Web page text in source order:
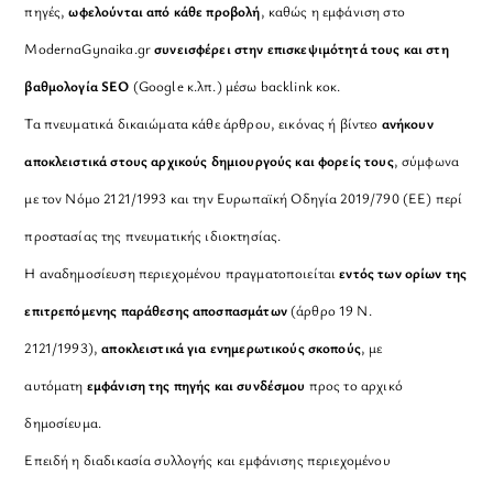
πηγές,ωφελούνται από κάθε προβολή, καθώς η εμφάνιση στο
ModernaGynaika.grσυνεισφέρει στην επισκεψιμότητά τους και στη
βαθμολογία SEO (Google κ.λπ.) μέσω backlink κοκ.
Τα πνευματικά δικαιώματα κάθε άρθρου, εικόνας ή βίντεο ανήκουν
αποκλειστικά στους αρχικούς δημιουργούς και φορείς τους, σύμφωνα
με τον Νόμο 2121/1993 και την Ευρωπαϊκή Οδηγία 2019/790 (ΕΕ) περί
προστασίας της πνευματικής ιδιοκτησίας.
Η αναδημοσίευση περιεχομένου πραγματοποιείταιεντός των ορίων της
επιτρεπόμενης παράθεσης αποσπασμάτων(άρθρο 19 Ν.
2121/1993), αποκλειστικά για ενημερωτικούς σκοπούς, με
αυτόματη εμφάνιση της πηγής και συνδέσμου προς το αρχικό
δημοσίευμα.
Επειδή η διαδικασία συλλογής και εμφάνισης περιεχομένου